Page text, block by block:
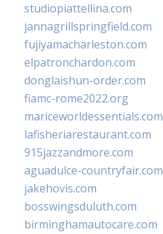
studiopiattellina.com
jannagrillspringfield.com
fujiyamacharleston.com
elpatronchardon.com
donglaishun-order.com
fiamc-rome2022.org
mariceworldessentials.com
lafisheriarestaurant.com
915jazzandmore.com
aguadulce-countryfair.com
jakehovis.com
bosswingsduluth.com
birminghamautocare.com